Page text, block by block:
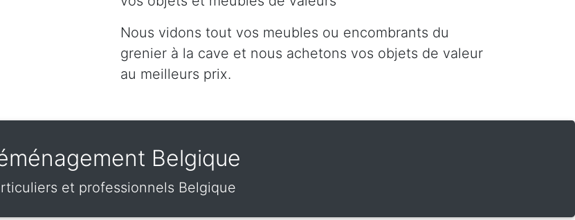
Nous vidons tout vos meubles ou encombrants du
grenier à la cave et nous achetons vos objets de valeur
au meilleurs prix.
Belgique
et professionnels Belgique